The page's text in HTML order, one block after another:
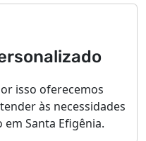
isso oferecemos
às necessidades
em Santa Efigênia.